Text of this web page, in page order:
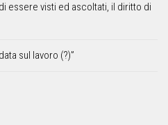
essere visti ed ascoltati, il diritto di
sul lavoro (?)”